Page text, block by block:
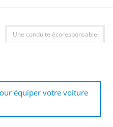
Une conduite écoresponsable
équiper votre voiture